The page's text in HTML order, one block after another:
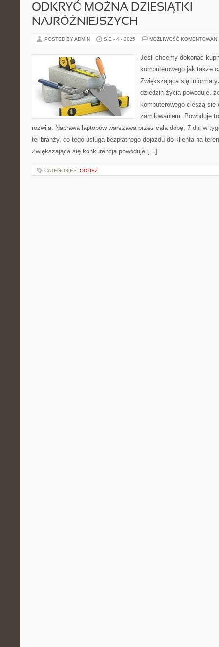
ODKRYĆ MOŻNA DZIESIĄTKI
NAJRÓŻNIEJSZYCH
POSTED BY ADMIN SIE - 4 - 2025 MOŻLIWOŚĆ
Jeśli chcemy dokonać
komputerowego jak także
Zwiększająca się
dziedzin życia powoduje,
komputerowego cieszą
zamiłowaniem. Powoduje
rozwija. Naprawa laptopów warszawa przez całą dobę, 7 dni w
tej branży, do tego usługa bezpłatnego dojazdu do klienta na
Zwiększająca się konkurencja powoduje […]
CATEGORIES: ODZIEŻ